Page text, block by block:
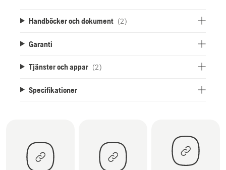
Handböcker och dokument (2)
Garanti
Tjänster och appar (2)
Specifikationer